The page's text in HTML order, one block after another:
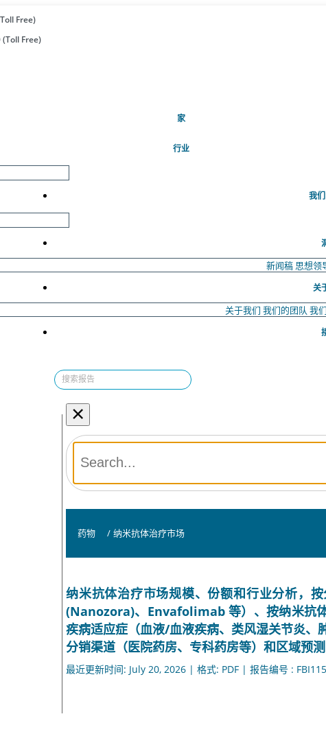
Free)
Free)
家(当前的)
行业
我
新闻稿 思想领
关
关于我们 我们的团队 我
×
药物 / 纳米抗体治疗市场
纳米抗体治疗市场规模、份额和行业分析
(Nanozora)、Envafolimab 等）、按纳米抗
疾病适应症（血液/血液疾病、类风湿关节炎
分销渠道（医院药房、专科药房等）和区域预
最近更新时间: July 20, 2026 | 格式: PDF | 报告编号 :